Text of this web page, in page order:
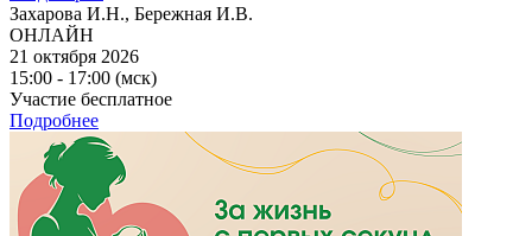
Захарова И.Н., Бережная И.В.
ОНЛАЙН
21 октября 2026
15:00 - 17:00 (мск)
Участие бесплатное
Подробнее